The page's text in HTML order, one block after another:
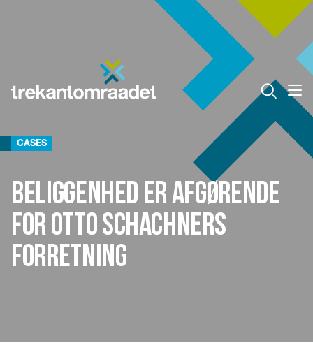
CASES
Beliggenhed er afgørende
for Otto Schachners
forretning